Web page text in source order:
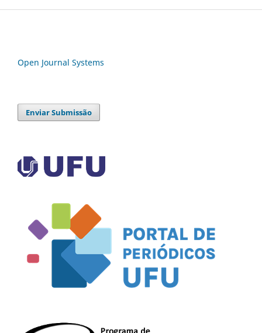
Open Journal Systems
Enviar Submissão